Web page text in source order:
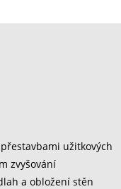
užitkových
zvyšování
a obložení stěn